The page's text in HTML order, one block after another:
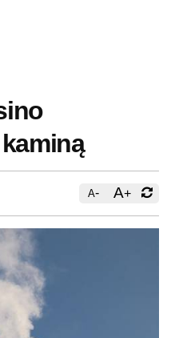
A- A+